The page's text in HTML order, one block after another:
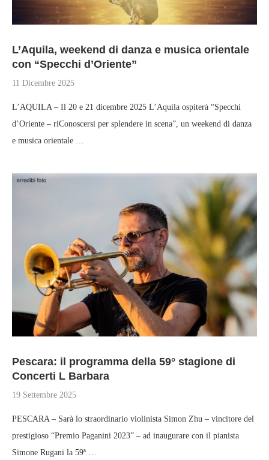
L’Aquila, weekend di danza e musica orientale
con “Specchi d’Oriente”
11 Dicembre 2025
L’AQUILA – Il 20 e 21 dicembre 2025 L’Aquila ospiterà “Specchi
d’Oriente – riConoscersi per splendere in scena”, un weekend di danza
e musica orientale …
Pescara: il programma della 59° stagione di
Concerti L Barbara
19 Settembre 2025
PESCARA – Sarà lo straordinario violinista Simon Zhu – vincitore del
prestigioso “Premio Paganini 2023” – ad inaugurare con il pianista
Simone Rugani la 59ª …